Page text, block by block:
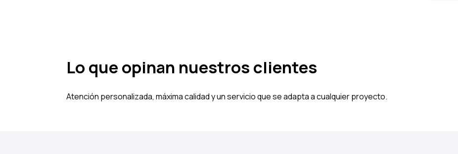
Lo que opinan nuestros clientes
Atención personalizada, máxima calidad y un servicio que se adapta a cualquier proyecto.